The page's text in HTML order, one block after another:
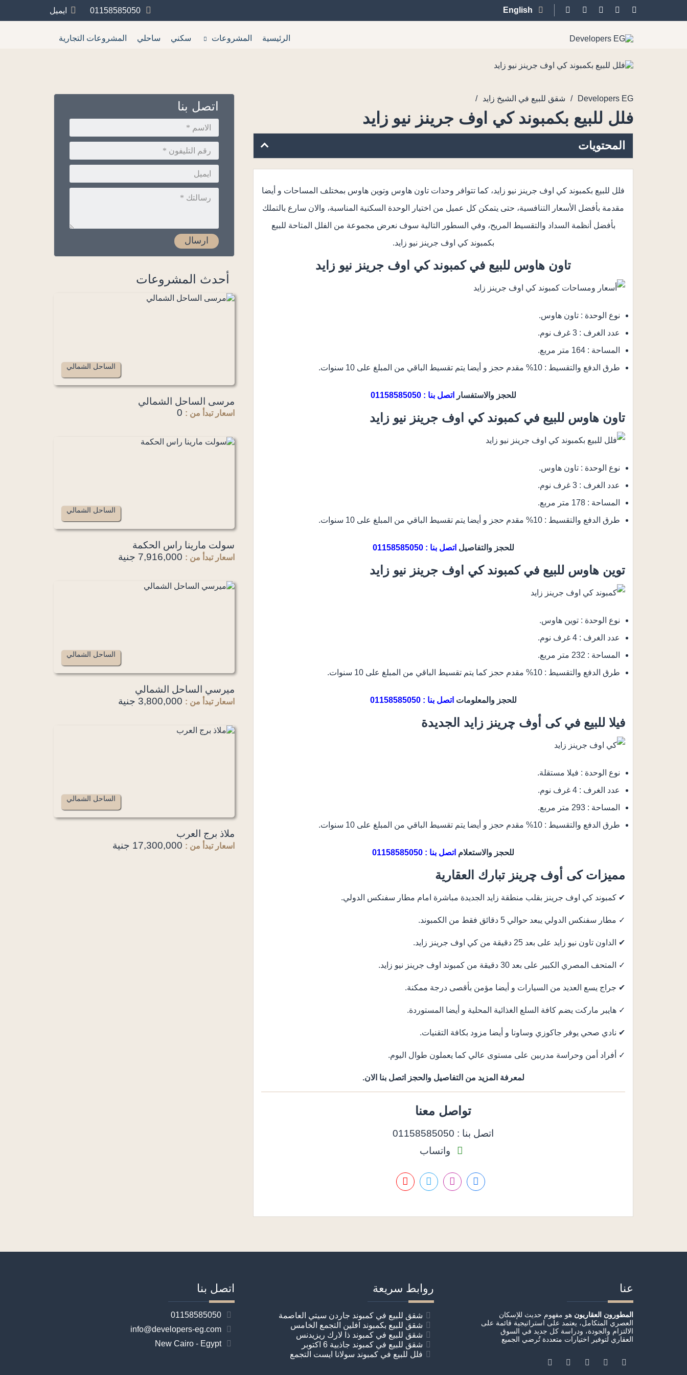
English
01158585050 ايميل
الرئيسية المشروعات سكني ساحلي المشروعات التجارية
اتصل بنا
أحدث المشروعات
الساحل الشمالي
مرسى الساحل الشمالي
اسعار تبدأ من : 0
الساحل الشمالي
سولت مارينا راس الحكمة
اسعار تبدأ من : 7,916,000 جنية
الساحل الشمالي
ميرسي الساحل الشمالي
اسعار تبدأ من : 3,800,000 جنية
الساحل الشمالي
ملاذ برج العرب
اسعار تبدأ من : 17,300,000 جنية
Developers EG
/ شقق للبيع في الشيخ زايد /
فلل للبيع بكمبوند كي اوف جرينز نيو زايد
المحتويات
فلل للبيع بكمبوند كي اوف جرينز نيو زايد، كما تتوافر وحدات تاون هاوس وتوين هاوس بمختلف المساحات و أيضا
مقدمة بأفضل الأسعار التنافسية، حتى يتمكن كل عميل من اختيار الوحدة السكنية المناسبة، والان سارع بالتملك
بأفضل أنظمة السداد والتقسيط المريح، وفي السطور التالية سوف نعرض مجموعة من الفلل المتاحة للبيع
بكمبوند كي اوف جرينز نيو زايد.
تاون هاوس للبيع في كمبوندكي اوف جرينز نيو زايد
نوع الوحدة : تاون هاوس.
عدد الغرف : 3 غرف نوم.
المساحة : 164 متر مربع.
طرق الدفع والتقسيط : 10% مقدم حجز و أيضا يتم تقسيط الباقي من المبلغ على 10 سنوات.
للحجز والاستفسار اتصل بنا : 01158585050
تاون هاوس للبيع في كمبوند كي اوف جرينز نيو زايد
نوع الوحدة : تاون هاوس.
عدد الغرف : 3 غرف نوم.
المساحة : 178 متر مربع.
طرق الدفع والتقسيط : 10% مقدم حجز و أيضا يتم تقسيط الباقي من المبلغ على 10 سنوات.
للحجز والتفاصيل اتصل بنا : 01158585050
توين هاوس للبيع في كمبوند كي اوف جرينز نيو زايد
نوع الوحدة : توين هاوس.
عدد الغرف : 4 غرف نوم.
المساحة : 232 متر مربع.
طرق الدفع والتقسيط : 10% مقدم حجز كما يتم تقسيط الباقي من المبلغ على 10 سنوات.
للحجز والمعلومات اتصل بنا : 01158585050
فيلا للبيع في كى أوف چرينز زايد الجديدة
نوع الوحدة : فيلا مستقلة.
عدد الغرف : 4 غرف نوم.
المساحة : 293 متر مربع.
طرق الدفع والتقسيط : 10% مقدم حجز و أيضا يتم تقسيط الباقي من المبلغ على 10 سنوات.
للحجز والاستعلام اتصل بنا : 01158585050
مميزات كى أوف چرينز تبارك العقارية
✔ كمبوند كي اوف جرينز بقلب منطقة زايد الجديدة مباشرة امام مطار سفنكس الدولي.
✓ مطار سفنكس الدولي يبعد حوالي 5 دقائق فقط من الكمبوند.
✔ الداون تاون نيو زايد على بعد 25 دقيقة من كي اوف جرينز زايد.
✓ المتحف المصري الكبير على بعد 30 دقيقة من كمبوند اوف جرينز نيو زايد.
✔ جراج يسع العديد من السيارات و أيضا مؤمن بأقصى درجة ممكنة.
✓ هايبر ماركت يضم كافة السلع الغذائية المحلية و أيضا المستوردة.
✔ نادي صحي يوفر جاكوزي وساونا و أيضا مزود بكافة التقنيات.
✓ أفراد أمن وحراسة مدربين على مستوى عالي كما يعملون طوال اليوم.
لمعرفة المزيد من التفاصيل والحجز اتصل بنا الان.
تواصل معنا
اتصل بنا : 01158585050
واتساب
عنا
المطورون العقاريون هو مفهوم حديث للإسكان
العصري المتكامل، يعتمد على استراتيجية قائمة على
الالتزام والجودة، ودراسة كل جديد في السوق
العقاري لتوفير اختيارات متعددة تُرضي الجميع
روابط سريعة
شقق للبيع في كمبوند جاردن سيتي العاصمة
شقق للبيع بكمبوند افلين التجمع الخامس
شقق للبيع في كمبوند ذا لارك ريزيدنس
شقق للبيع في كمبوند جاذبية 6 اكتوبر
فلل للبيع في كمبوند سولانا ايست التجمع
اتصل بنا
New Cairo - Egypt